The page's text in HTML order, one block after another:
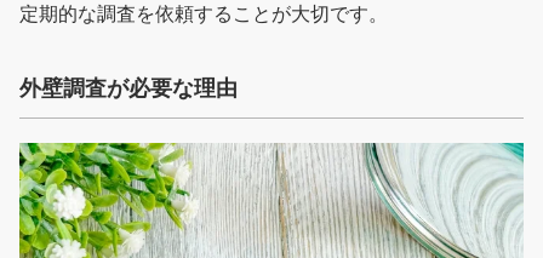
定期的な調査を依頼することが大切です。
外壁調査が必要な理由